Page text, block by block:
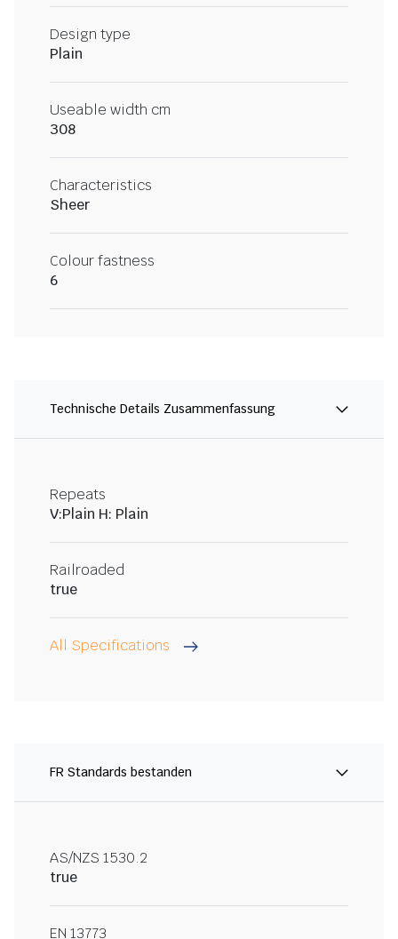
Design type
Plain
Useable width cm
308
Characteristics
Sheer
Colour fastness
6
Technische Details Zusammenfassung
Repeats
V:Plain H: Plain
Railroaded
true
All Specifications
FR Standards bestanden
AS/NZS 1530.2
true
EN 13773